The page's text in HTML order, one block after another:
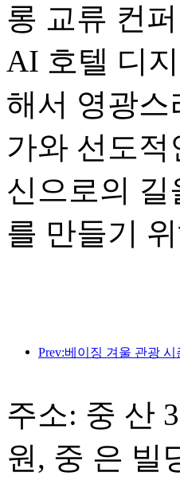
롱 교류 컨
AI 호텔 디
해서 영광스
가와 선도
신으로의 길
를 만들기
Prev:베이징 겨울 관광 시
주소: 중 산
원, 중 은 빌